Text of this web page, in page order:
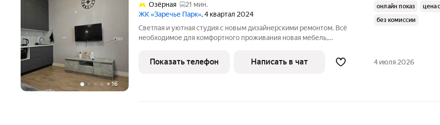
+ 16
Озёрная
21 мин.
ЖК «Заречье Парк», 4 квартал 2024
Светлая и уютная студия с новым дизайнерскими ремонтом. Всё
необходимое для комфортного проживания новая мебель,
пожаловать, уважаемые гости! На время Вашего проживания
буду на связи, готова
онлайн показ
цена
без комиссии
Показать телефон Написать в чат 4 июля 2026